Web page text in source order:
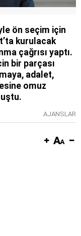
ön seçim için
kurulacak
çağrısı yaptı.
bir parçası
adalet,
omuz
AJANSLAR